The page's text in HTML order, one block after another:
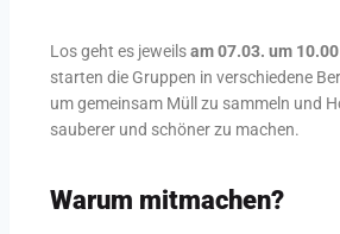
Los geht es jeweilsam 07.03. um
starten die Gruppen in verschiedene
um gemeinsam Müll zu sammeln und
sauberer und schöner zu machen.
Warum mitmachen?